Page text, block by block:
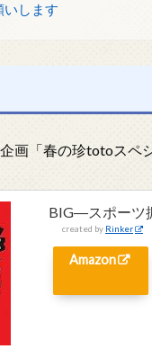
いします
画「春の珍totoスペ
BIG―スポーツ
created by Rinker
Amazon